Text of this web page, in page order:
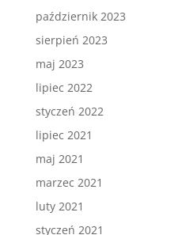
październik 2023
sierpień 2023
maj 2023
lipiec 2022
styczeń 2022
lipiec 2021
maj 2021
marzec 2021
luty 2021
styczeń 2021